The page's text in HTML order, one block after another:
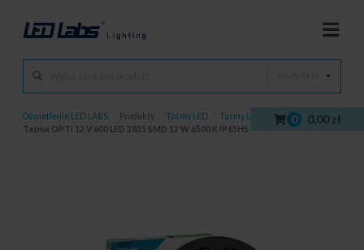
0 0,00 zł
Oświetlenie LED LABS Produkty Taśmy LED Taśmy LED OPTI /
Taśma OPTI 12 V 600 LED 2835 SMD 12 W 6500 K IP65HS